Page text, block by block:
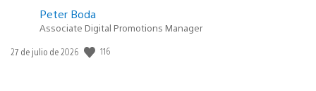
Peter Boda
Associate Digital Promotions Manager
Fecha
27 de julio de 2026 116